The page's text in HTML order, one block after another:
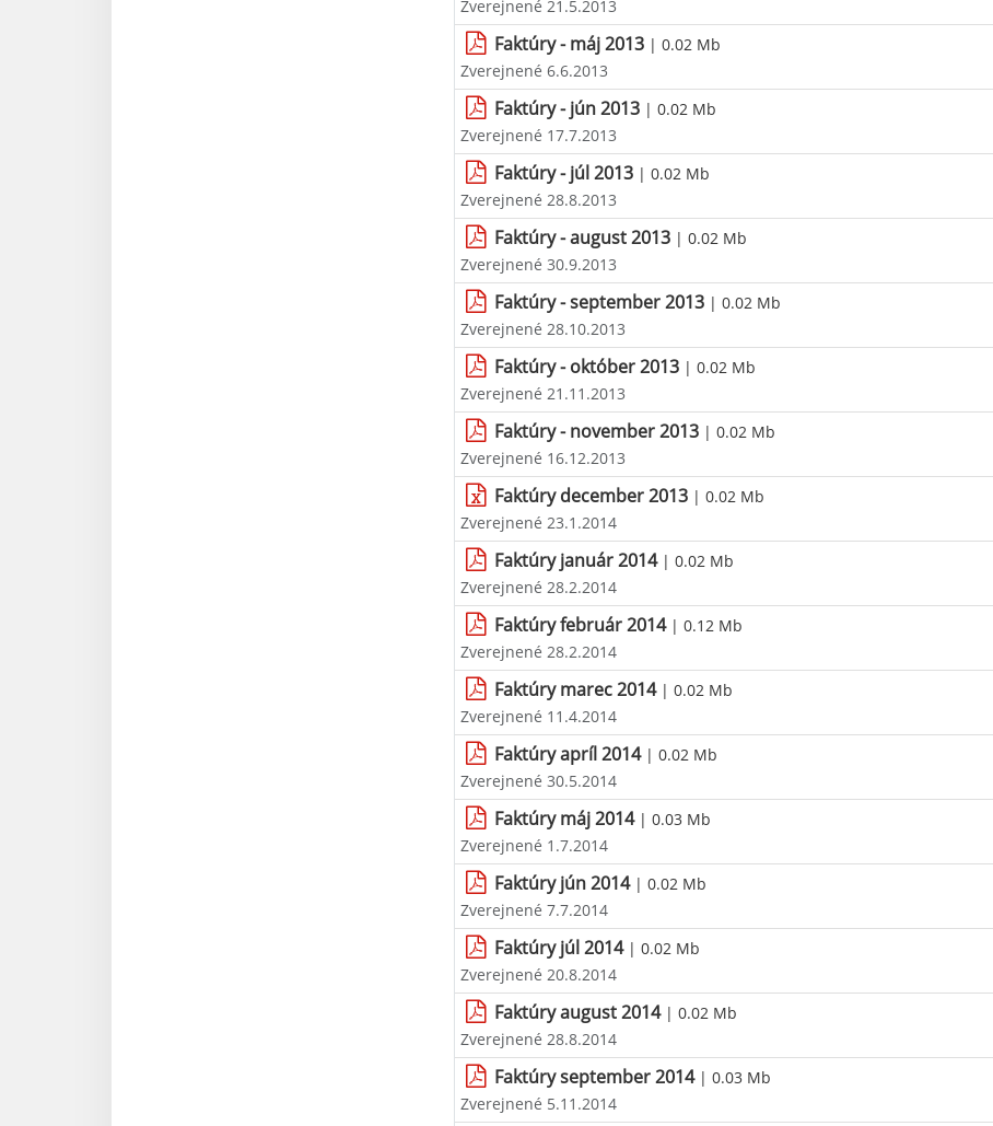
Zverejnené 21.5.2013
Faktúry - máj 2013 | 0.02 Mb
Zverejnené 6.6.2013
Faktúry - jún 2013 | 0.02 Mb
Zverejnené 17.7.2013
Faktúry - júl 2013 | 0.02 Mb
Zverejnené 28.8.2013
Faktúry - august 2013 | 0.02 Mb
Zverejnené 30.9.2013
Faktúry - september 2013 | 0.02 Mb
Zverejnené 28.10.2013
Faktúry - október 2013 | 0.02 Mb
Zverejnené 21.11.2013
Faktúry - november 2013 | 0.02 Mb
Zverejnené 16.12.2013
Faktúry december 2013 | 0.02 Mb
Zverejnené 23.1.2014
Faktúry január 2014| 0.02 Mb
Zverejnené 28.2.2014
Faktúry február 2014| 0.12 Mb
Zverejnené 28.2.2014
Faktúry marec 2014| 0.02 Mb
Zverejnené 11.4.2014
Faktúry apríl 2014| 0.02 Mb
Zverejnené 30.5.2014
Faktúry máj 2014| 0.03 Mb
Zverejnené 1.7.2014
Faktúry jún 2014| 0.02 Mb
Zverejnené 7.7.2014
Faktúry júl 2014| 0.02 Mb
Zverejnené 20.8.2014
Faktúry august 2014| 0.02 Mb
Zverejnené 28.8.2014
Faktúry september 2014| 0.03 Mb
Zverejnené 5.11.2014